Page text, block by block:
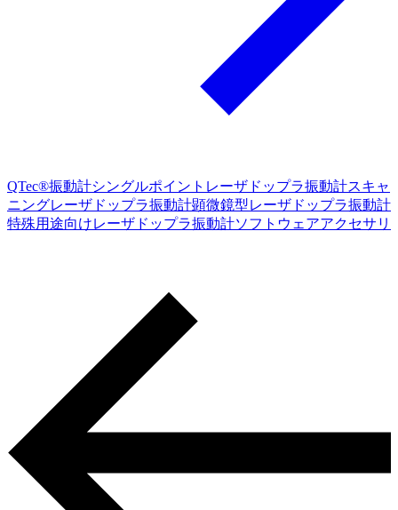
QTec®振動計シングルポイントレーザドップラ振動計スキャ
ニングレーザドップラ振動計顕微鏡型レーザドップラ振動計
特殊用途向けレーザドップラ振動計ソフトウェアアクセサリ